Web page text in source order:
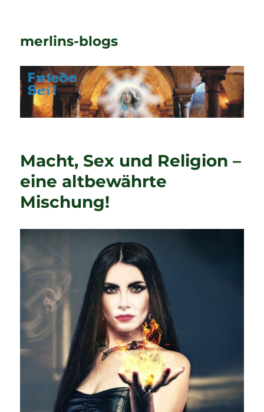
merlins-blogs
Macht, Sex und Religion –
eine altbewährte
Mischung!